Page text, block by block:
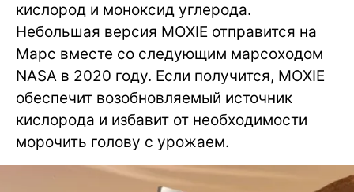
кислород и моноксид углерода.
Небольшая версия MOXIE отправится на
Марс вместе со следующим марсоходом
NASA в 2020 году. Если получится, MOXIE
обеспечит возобновляемый источник
кислорода и избавит от необходимости
морочить голову с урожаем.